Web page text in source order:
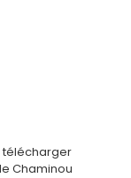
télécharger
Chaminou